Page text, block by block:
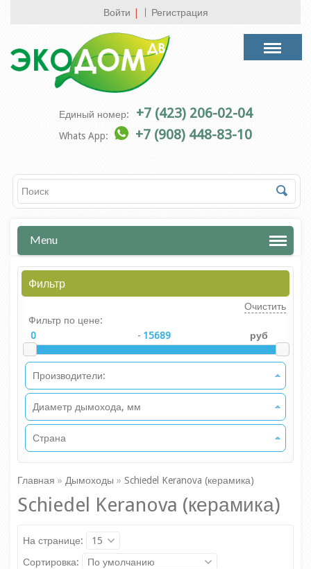
Войти Регистрация
Единый номер: +7 (423) 206-02-04
Whats App: +7 (908) 448-83-10
Menu
Фильтр
Очистить
Фильтр по цене:
-
руб
Производители:
Диаметр дымохода, мм
Страна
Главная » Дымоходы » Schiedel Keranova (керамика)
Schiedel Keranova (керамика)
На странице:
15
Сортировка:
По умолчанию